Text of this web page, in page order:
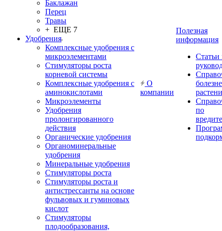
Баклажан
Перец
Травы
+ ЕЩЕ 7
Удобрения
Комплексные удобрения с
микроэлементами
Стимуляторы роста
корневой системы
Комплексные удобрения с
аминокислотами
Микроэлементы
Удобрения
пролонгированного
действия
Органические удобрения
Органоминеральные
удобрения
Минеральные удобрения
Стимуляторы роста
Стимуляторы роста и
антистрессанты на основе
фульвовых и гуминовых
кислот
Стимуляторы
плодообразования,
О
компании
Полезная
информация
Статьи
по